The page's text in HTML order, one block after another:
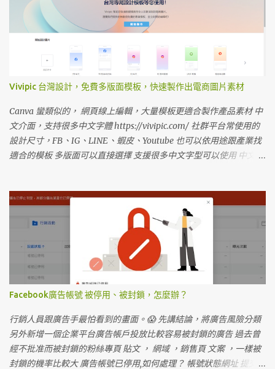
進項 5% 營業稅。 Facebook直客 連續三個月，每月廣告投放1萬美
金以上，申請直客Facebook通過審核(現在越來越難申請)。 ▶ 代理
商服務省麻煩 代理商開立發票，方便公司報帳 優缺點 信用卡 帳戶權
限都在自己身上 投放金額大會比較省 有些會計事務所 有服務境外稅
申報的部份 代理商 帳戶權限在代理商，好處是被封鎖可以換一家 花
錢省麻煩 投放的廣告在代理商廣告帳戶裡，搬家廣告會重新優化 如
何選擇Facebook代理商 選擇老牌大公司比較保險 近年來有些新的行
銷公司也成為代理商，服務費低價搶市，但也要注意公司是不是能
撐的久 廣告帳號金額透明 可以查廣告帳號所剩金額 代理商的廣告帳
戶，可以分享權限到自己的企業平台
Vivipic 台灣設計，免費多版面模板，快速製作出電商圖片素材
Canva 蠻類似的， 網頁線上編輯，大量模板更適合製作產品素材 中
文介面，支持很多中文字體 https://vivipic.com/ 社群平台常使用的
設計尺寸，FB、IG、LINE、蝦皮、Youtube 也可以依用途跟產業找
適合的模板 多版面可以直接選擇 支援很多中文字型可以使用 中文教
Facebook廣告帳號 被停用、被封鎖，怎麼辦？
行銷人員跟廣告手最怕看到的畫面。😱 先講結論，將廣告風險分類
另外新增一個企業平台廣告帳戶投放比較容易被封鎖的廣告 過去曾
經不批准而被封鎖的粉絲專頁 貼文 ， 網域 ，銷售頁 文案 ，一樣被
封鎖的機率比較大 廣告帳號已停用,如何處理？ 帳號狀態網址 提交申